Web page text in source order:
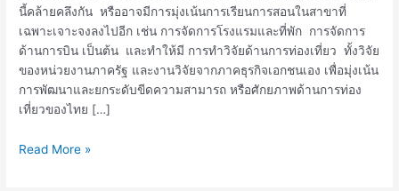
นี้คล้ายคลึงกัน หรืออาจมีการมุ่งเน้นการเรียนการสอนในสาขาที่
เฉพาะเจาะจงลงไปอีก เช่น การจัดการโรงแรมและที่พัก การจัดการ
ด้านการบิน เป็นต้น และทำให้มี การทำวิจัยด้านการท่องเที่ยว ทั้งวิจัย
ของหน่วยงานภาครัฐ และงานวิจัยจากภาคธุรกิจเอกชนเอง เพื่อมุ่งเน้น
การพัฒนาและยกระดับขีดความสามารถ หรือศักยภาพด้านการท่อง
เที่ยวของไทย […]
Read More »